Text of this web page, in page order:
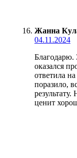
Жанна
04.11.2024
Благодарю.
оказался
ответила
поразило,
ценит